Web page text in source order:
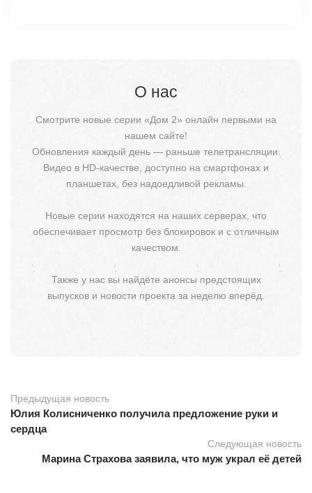
О нас
Смотрите новые серии «Дом 2» онлайн первыми на
нашем сайте!
Обновления каждый день — раньше телетрансляции.
Видео в HD-качестве, доступно на смартфонах и
планшетах, без надоедливой рекламы.
Новые серии находятся на наших серверах, что
обеспечивает просмотр без блокировок и с отличным
качеством.
Также у нас вы найдёте анонсы предстоящих
выпусков и новости проекта за неделю вперёд.
Предыдущая новость
Юлия Колисниченко получила предложение руки и
сердца
Следующая новость
Марина Страхова заявила, что муж украл её детей